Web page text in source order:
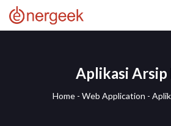
Aplikasi Arsip
Home - Web Application -